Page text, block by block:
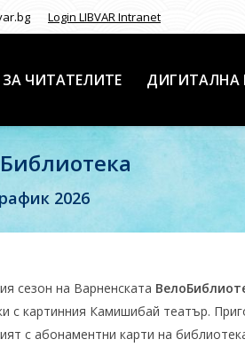
Login LIBVAR Intranet
ЗА ЧИТАТЕЛИТЕ ДИГИТАЛНА
2026
сезон на Варненската
с картинния Камишибай театър.
с абонаментни карти на